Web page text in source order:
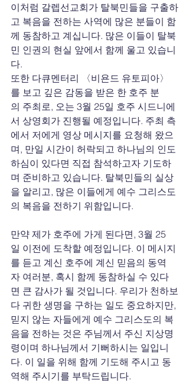
이처럼 갈렙선교회가 탈북민들을 구출하
고 복음을 전하는 사역에 많은 분들이 함
께 동참하고 계십니다. 많은 이들이 탈북
민 인권의 현실 앞에서 함께 울고 있습니
다.
또한 다큐멘터리 〈비욘드 유토피아〉
를 보고 깊은 감동을 받은 한 호주 분
의 주최로, 오는 3월 25일 호주 시드니에
서 상영회가 진행될 예정입니다. 주최 측
에서 저에게 영상 메시지를 요청해 왔으
며, 만일 시간이 허락되고 하나님의 인도
하심이 있다면 직접 참석하고자 기도하
며 준비하고 있습니다. 탈북민들의 실상
을 알리고, 많은 이들에게 예수 그리스도
의 복음을 전하기 위함입니다.
만약 제가 호주에 가게 된다면, 3월 25
일 이전에 도착할 예정입니다. 이 메시지
를 듣고 계신 호주에 계신 믿음의 동역
자 여러분, 혹시 함께 동참하실 수 있다
면 큰 감사가 될 것입니다. 우리가 천하보
다 귀한 생명을 구하는 일도 중요하지만,
믿지 않는 자들에게 예수 그리스도의 복
음을 전하는 것은 주님께서 주신 지상명
령이며 하나님께서 기뻐하시는 일입니
다. 이 일을 위해 함께 기도해 주시고 동
역해 주시기를 부탁드립니다.